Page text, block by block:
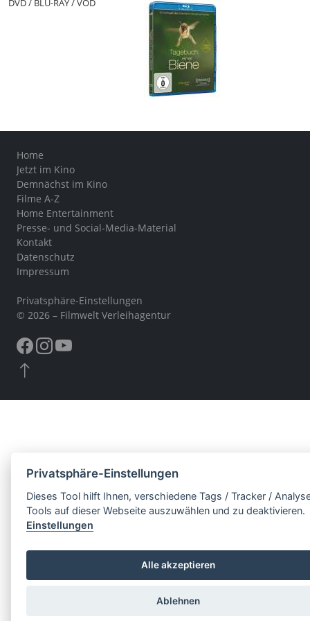
DVD / BLU-RAY / VOD
Home
Jetzt im Kino
Demnächst im Kino
Filme A-Z
Home Entertainment
Presse- und Social-Media-Material
Kontakt
Datenschutz
Impressum
Privatsphäre-Einstellungen
© 2026 – Filmwelt Verleihagentur
Privatsphäre-Einstellungen
Dieses Tool hilft Ihnen, verschiedene Tags / Tracker /
Tools auf dieser Webseite auszuwählen und zu deaktivieren.
Einstellungen
Alle akzeptieren
Ablehnen